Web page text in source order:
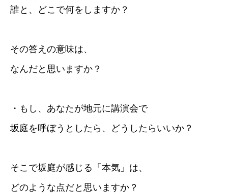
誰と、どこで何をしますか？
その答えの意味は、
なんだと思いますか？
・もし、あなたが地元に講演会で
坂庭を呼ぼうとしたら、どうしたらいいか？
そこで坂庭が感じる「本気」は、
どのような点だと思いますか？